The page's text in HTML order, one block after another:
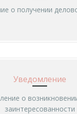
о получении
Уведомление
о
заинтересованности